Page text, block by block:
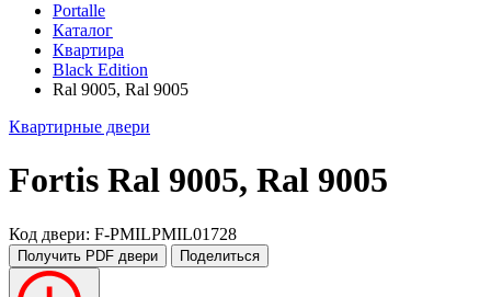
Portalle
Каталог
Квартира
Black Edition
Ral 9005, Ral 9005
Квартирные двери
Fortis Ral 9005, Ral 9005
Код двери: F-PMILPMIL01728
Получить PDF двери Поделиться